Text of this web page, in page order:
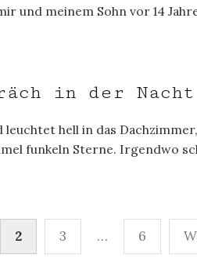
und meinem Sohn vor 14
in der Nacht
hell in das
funkeln Sterne. Irgendwo
2 3 … 6